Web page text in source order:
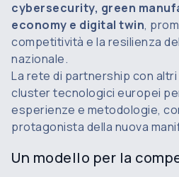
cybersecurity, green
economy e digital twin,
competitività e la resilienza
nazionale.
La rete di partnership con
cluster tecnologici europei
esperienze e metodologie,
protagonista della nuova
Un modello per la